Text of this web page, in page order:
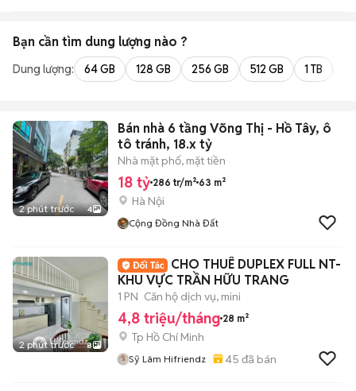
Bạn cần tìm dung lượng nào ?
Dung lượng: 64 GB 128 GB 256 GB 512 GB 1 TB
2 phút trước 4
Bán nhà 6 tầng Võng Thị - Hồ Tây, ô
tô tránh, 18.x tỷ
Nhà mặt phố, mặt tiền
18 tỷ 286 tr/m² 63 m²
Hà Nội
Cộng Đồng Nhà Đất
2 phút trước 8
CHO THUÊ DUPLEX FULL NT-
KHU VỰC TRẦN HỮU TRANG
1 PN Căn hộ dịch vụ, mini
4,8 triệu/tháng 28 m²
Tp Hồ Chí Minh
Sỹ Lâm Hifriendz 45 đã bán